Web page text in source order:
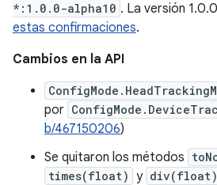
*:1.0.0-alpha10 . La versión
estas confirmaciones.
Cambios en la API
por
b/467150206)
Se quitaron los métodos
times(float) y div(float)